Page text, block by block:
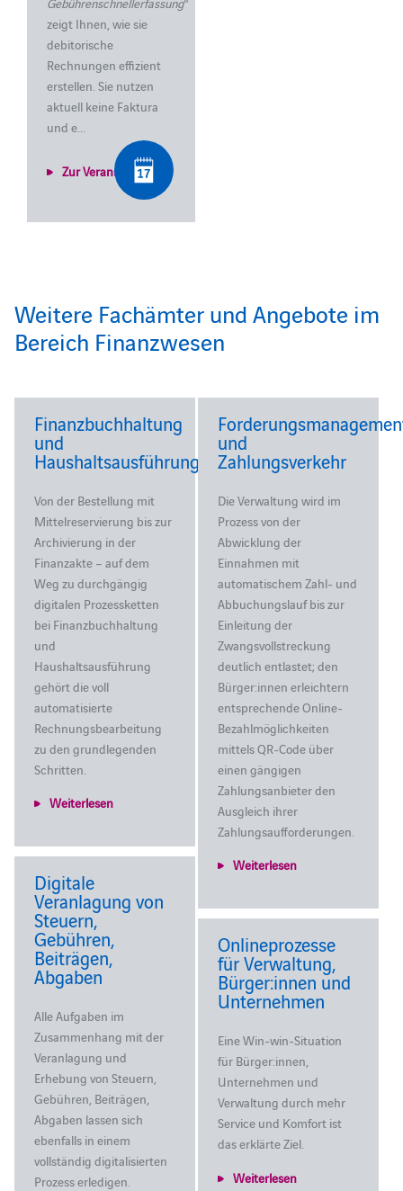
zeigt Ihnen, wie sie
debitorische
Rechnungen effizient
erstellen.Sie nutzen
aktuell keine Faktura
und e...
Zur Veranstaltung
Weitere Fachämter und Angebote im
Bereich Finanzwesen
Finanzbuchhaltung
und
Haushaltsausführung
Von der Bestellung mit
Mittelreservierung bis zur
Archivierung in der
Finanzakte – auf dem
Weg zu durchgängig
digitalen Prozessketten
bei Finanzbuchhaltung
und
Haushaltsausführung
gehört die voll
automatisierte
Rechnungsbearbeitung
zu den grundlegenden
Schritten.
Weiterlesen
und
Zahlungsverkehr
Die Verwaltung wird im
Prozess von der
Abwicklung der
Einnahmen mit
automatischem Zahl- und
Abbuchungslauf bis zur
Einleitung der
Zwangsvollstreckung
deutlich entlastet; den
Bürger:innen erleichtern
entsprechende Online-
Bezahlmöglichkeiten
mittels QR-Code über
einen gängigen
Zahlungsanbieter den
Ausgleich ihrer
Zahlungsaufforderungen.
Weiterlesen
Digitale
Veranlagung von
Steuern,
Gebühren,
Beiträgen,
Abgaben
Alle Aufgaben im
Zusammenhang mit der
Veranlagung und
Erhebung von Steuern,
Gebühren, Beiträgen,
Abgaben lassen sich
ebenfalls in einem
vollständig digitalisierten
Prozess erledigen.
Onlineprozesse
für Verwaltung,
Bürger:innen und
Unternehmen
Eine Win-win-Situation
für Bürger:innen,
Unternehmen und
Verwaltung durch mehr
Service und Komfort ist
das erklärte Ziel.
Weiterlesen